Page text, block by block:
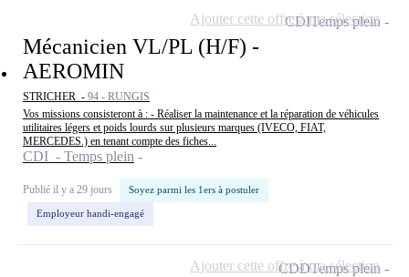
Mécanicien VL/PL (H/F) -
AEROMIN
STRICHER - 94 - RUNGIS
Vos missions consisteront à : - Réaliser la maintenance et la réparation de véhicules
utilitaires légers et poids lourds sur plusieurs marques (IVECO, FIAT,
MERCEDES.) en tenant compte des fiches...
CDI - Temps plein
Publié il y a 29 jours Soyez parmi les 1ers à postuler
Employeur handi-engagé
CDITemps plein
Ajouter cette offre à ma sélection
CDDTemps plein
Ajouter cette offre à ma sélection